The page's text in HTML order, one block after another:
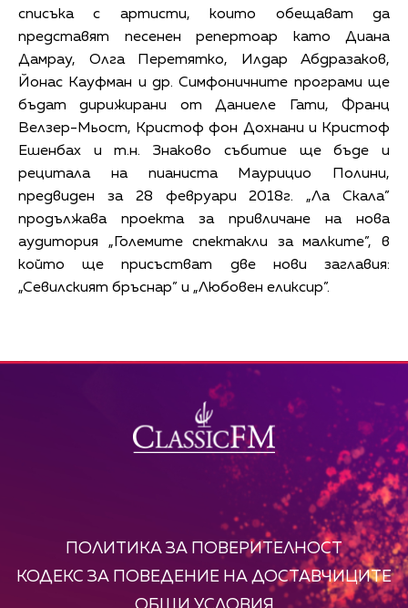
списъка с артисти, които обещават да
представят песенен репертоар като Диана
Дамрау, Олга Перетятко, Илдар Абдразаков,
Йонас Кауфман и др. Симфоничните програми ще
бъдат дирижирани от Даниеле Гати, Франц
Велзер-Мьост, Кристоф фон Дохнани и Кристоф
Ешенбах и т.н. Знаково събитие ще бъде и
рецитала на пианиста Маурицио Полини,
предвиден за 28 февруари 2018г. „Ла Скала”
продължава проекта за привличане на нова
аудитория „Големите спектакли за малките”, в
който ще присъстват две нови заглавия:
„Севилският бръснар” и „Любовен еликсир”.
ПОЛИТИКА ЗА ПОВЕРИТЕЛНОСТ
КОДЕКС ЗА ПОВЕДЕНИЕ НА ДОСТАВЧИЦИТЕ